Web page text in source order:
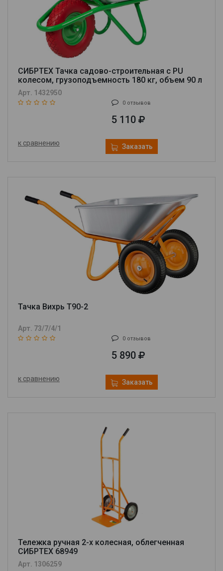
СИБРТЕХ Тачка садово-строительная с PU
колесом, грузоподъемность 180 кг, объем 90 л
68968
Арт. 1432950
0 отзывов
5 110
к сравнению Заказать
Тачка Вихрь Т90-2
Арт. 73/7/4/1
0 отзывов
5 890
к сравнению Заказать
Тележка ручная 2-х колесная, облегченная
СИБРТЕХ 68949
Арт. 1306259